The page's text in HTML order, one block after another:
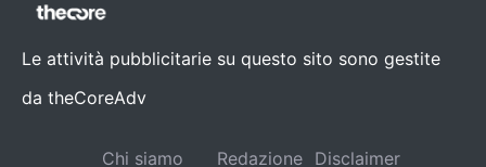
Le attività pubblicitarie su questo sito sono gestite
da theCoreAdv
Chi siamo Redazione Disclaimer